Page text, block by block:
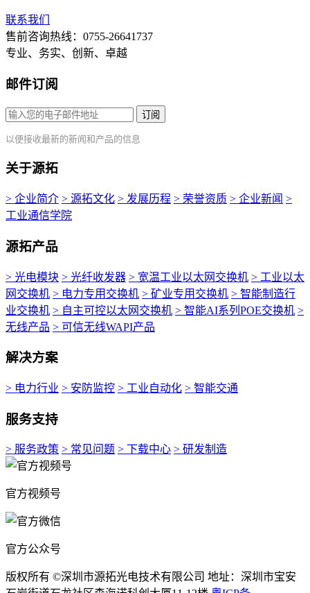
联系我们
售前咨询热线：0755-26641737
专业、务实、创新、卓越
邮件订阅
订阅
以便接收最新的新闻和产品的信息
关于源拓
> 企业简介 > 源拓文化 > 发展历程 > 荣誉资质 > 企业新闻 >
工业通信学院
源拓产品
> 光电模块 > 光纤收发器 > 宽温工业以太网交换机 > 工业以太
网交换机 > 电力专用交换机 > 矿业专用交换机 > 智能制造行
业交换机 > 自主可控以太网交换机 > 智能AI系列POE交换机 >
无线产品 > 可信无线WAPI产品
解决方案
> 电力行业 > 安防监控 > 工业自动化 > 智能交通
服务支持
> 服务政策 > 常见问题 > 下载中心 > 研发制造
官方视频号
官方公众号
版权所有 ©深圳市源拓光电技术有限公司 地址：深圳市宝安